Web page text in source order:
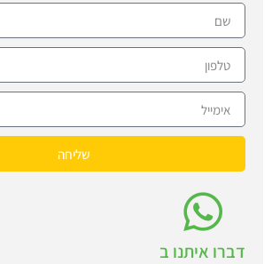
שליחה
דברו איתנו ב